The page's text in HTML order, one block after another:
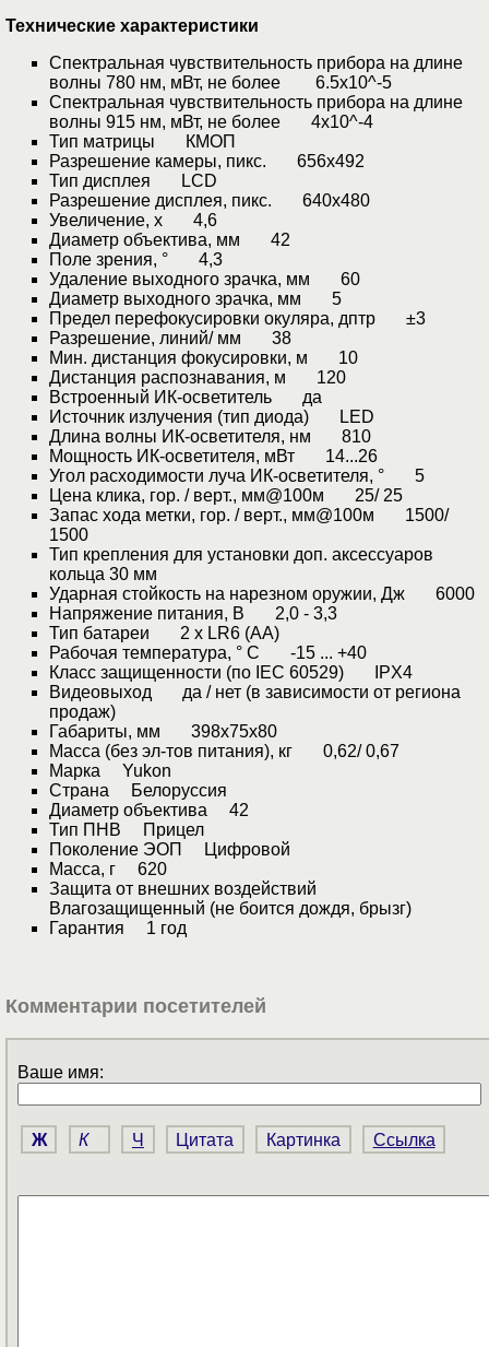
Технические характеристики
Спектральная чувствительность прибора на длине
волны 780 нм, мВт, не более 6.5x10^-5
Спектральная чувствительность прибора на длине
волны 915 нм, мВт, не более 4x10^-4
Тип матрицы КМОП
Разрешение камеры, пикс. 656х492
Тип дисплея LCD
Разрешение дисплея, пикс. 640x480
Увеличение, х 4,6
Диаметр объектива, мм 42
Поле зрения, ° 4,3
Удаление выходного зрачка, мм 60
Диаметр выходного зрачка, мм 5
Предел перефокусировки окуляра, дптр ±3
Разрешение, линий/ мм 38
Мин. дистанция фокусировки, м 10
Дистанция распознавания, м 120
Встроенный ИК-осветитель да
Источник излучения (тип диода) LED
Длина волны ИК-осветителя, нм 810
Мощность ИК-осветителя, мВт 14...26
Угол расходимости луча ИК-осветителя, ° 5
Цена клика, гор. / верт., мм@100м 25/ 25
Запас хода метки, гор. / верт., мм@100м 1500/
1500
Тип крепления для установки доп. аксессуаров
кольца 30 мм
Ударная стойкость на нарезном оружии, Дж 6000
Напряжение питания, В 2,0 - 3,3
Тип батареи 2 x LR6 (АА)
Рабочая температура, ° C -15 ... +40
Класс защищенности (по IEC 60529) IPX4
Видеовыход да / нет (в зависимости от региона
продаж)
Габариты, мм 398x75x80
Масса (без эл-тов питания), кг 0,62/ 0,67
Марка Yukon
Страна Белоруссия
Диаметр объектива 42
Тип ПНВ Прицел
Поколение ЭОП Цифровой
Масса, г 620
Защита от внешних воздействий
Влагозащищенный (не боится дождя, брызг)
Гарантия 1 год
Комментарии посетителей
Ваше имя:
Ж К Ч Цитата Картинка Ссылка